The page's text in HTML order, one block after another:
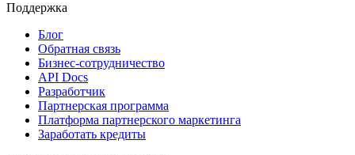
Поддержка
Блог
Обратная связь
Бизнес-сотрудничество
API Docs
Разработчик
Партнерская программа
Платформа партнерского маркетинга
Заработать кредиты